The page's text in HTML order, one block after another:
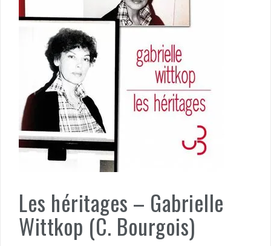
Les héritages – Gabrielle
Wittkop (C. Bourgois)